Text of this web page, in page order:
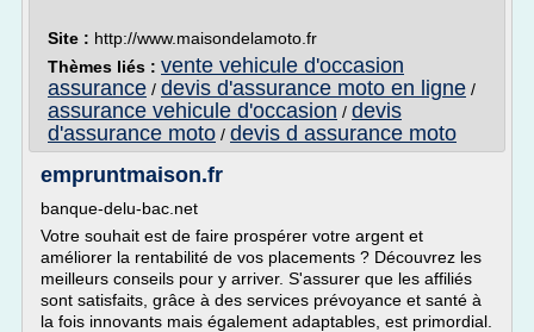
Site : http://www.maisondelamoto.fr
Thèmes liés : vente vehicule d'occasion
assurance / devis d'assurance moto en ligne /
assurance vehicule d'occasion / devis
d'assurance moto / devis d assurance moto
empruntmaison.fr
banque-delu-bac.net
Votre souhait est de faire prospérer votre argent et
améliorer la rentabilité de vos placements ? Découvrez les
meilleurs conseils pour y arriver. S'assurer que les affiliés
sont satisfaits, grâce à des services prévoyance et santé à
la fois innovants mais également adaptables, est primordial.